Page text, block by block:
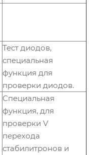
Тест диодов,
специальная
функция для
проверки диодов.
Специальная
функция, для
проверки V
перехода
стабилитронов и